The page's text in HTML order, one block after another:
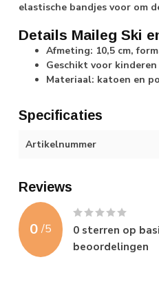
elastische bandjes voor om
Details Maileg Ski
Afmeting: 10,5 cm,
Geschikt voor kinderen
Materiaal: katoen en
Specificaties
Artikelnummer
Reviews
0 /5 0 sterren op
beoordelingen